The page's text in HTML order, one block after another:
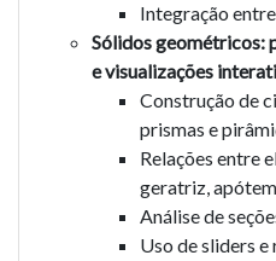
Integração
Sólidos geométricos:
e visualizações
Construção de
prismas e
Relações entre
geratriz,
Análise de
Uso de sliders